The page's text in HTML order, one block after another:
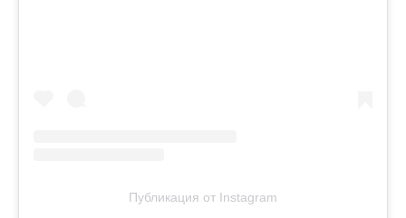
Публикация от Instagram